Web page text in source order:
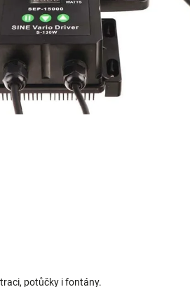
potůčky i fontány.